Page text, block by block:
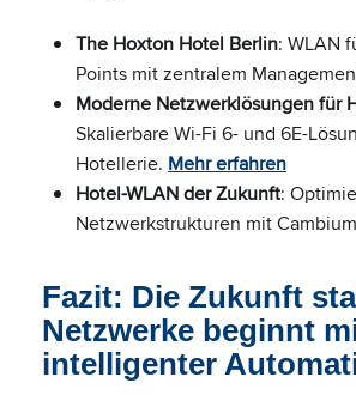
The Hoxton Hotel Berlin: WLAN
Points mit zentralem
Moderne Netzwerklösungen für
Skalierbare Wi-Fi 6- und 6E-
Hotellerie. Mehr erfahren
Hotel-WLAN der Zukunft:
Netzwerkstrukturen mit
Fazit: Die Zukunft
Netzwerke beginnt
intelligenter